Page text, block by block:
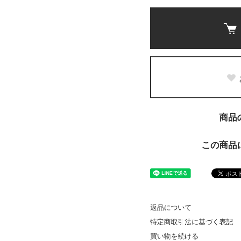
商品
この商品
返品について
特定商取引法に基づく表記
買い物を続ける